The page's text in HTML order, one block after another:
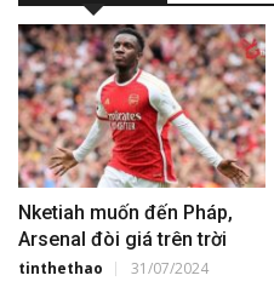
Nketiah muốn đến Pháp,
Arsenal đòi giá trên trời
tinthethao 31/07/2024